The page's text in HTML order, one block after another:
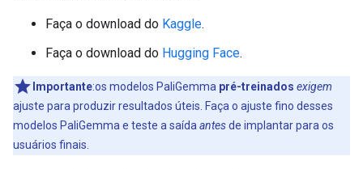
Faça o download do Kaggle.
Faça o download do Hugging Face.
Importante:os modelos PaliGemma pré-treinados exigem
ajuste para produzir resultados úteis. Faça o ajuste fino desses
modelos PaliGemma e teste a saída antesde implantar para os
usuários finais.